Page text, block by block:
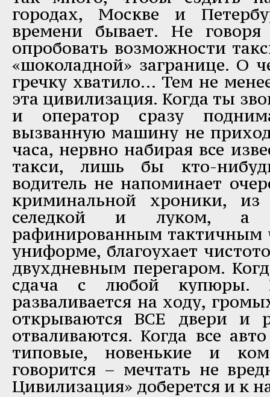
городах, Москве и
времени бывает. Не
опробовать возможности
«шоколадной» загранице. О
гречку хватило... Тем не
эта цивилизация. Когда ты
и оператор сразу
вызванную машину не
часа, нервно набирая все
такси, лишь бы кто-
водитель не напоминает
криминальной хроники,
селедкой и луком, а
рафинированным тактичным
униформе, благоухает
двухдневным перегаром.
сдача с любой купюры.
разваливается на ходу,
открываются ВСЕ двери и
отваливаются. Когда все
типовые, новенькие и
говорится – мечтать не
Цивилизация» доберется и к